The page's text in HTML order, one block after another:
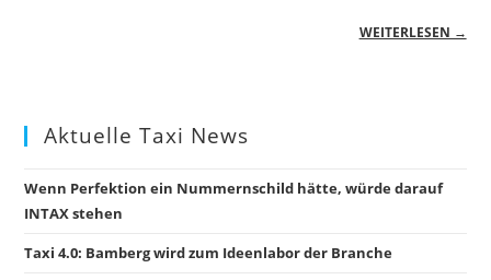
WEITERLESEN →
Aktuelle Taxi News
Wenn Perfektion ein Nummernschild hätte, würde darauf
INTAX stehen
Taxi 4.0: Bamberg wird zum Ideenlabor der Branche